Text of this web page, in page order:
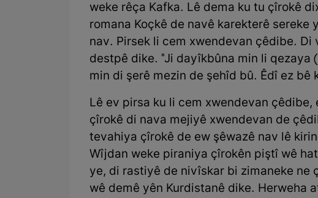
weke rêça Kafka. Lê dema ku tu çîrokê
romana Koçkê de navê karekterê sereke
nav. Pirsek li cem xwendevan çêdibe.
destpê dike. "Ji dayîkbûna min li qezaya
min di şerê mezin de şehîd bû. Êdî ez bê
Lê ev pirsa ku li cem xwendevan
çîrokê di nava mejiyê xwendevan de
tevahiya çîrokê de ew şêwazê nav lê
Wîjdan weke piraniya çîrokên piştî wê
ye, di rastiyê de nivîskar bi zimaneke ne
wê demê yên Kurdistanê dike. Herweha